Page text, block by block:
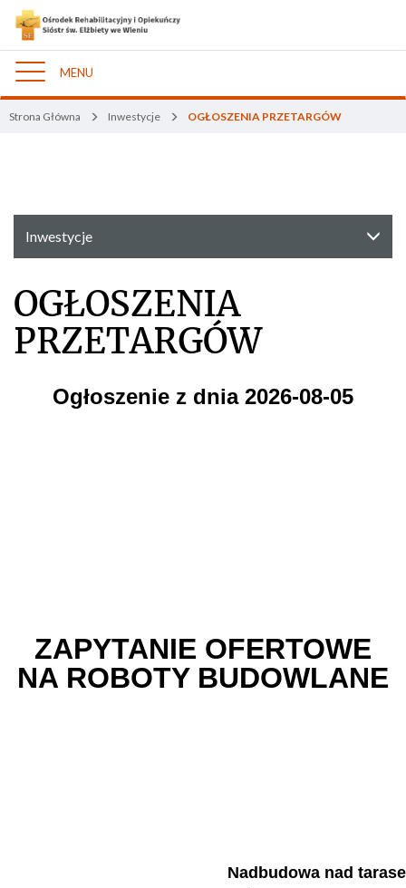
Nawigacja
MENU
Strona Główna Inwestycje OGŁOSZENIA PRZETARGÓW
Inwestycje
OGŁOSZENIA
PRZETARGÓW
Ogłoszenie z dnia 2026-08-05
ZAPYTANIE OFERTOWE
NA ROBOTY BUDOWLANE
Nadbudowa nad